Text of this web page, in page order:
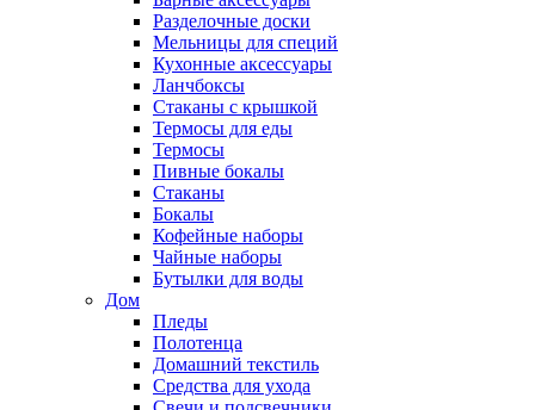
Разделочные доски
Мельницы для специй
Кухонные аксессуары
Ланчбоксы
Стаканы с крышкой
Термосы для еды
Термосы
Пивные бокалы
Стаканы
Бокалы
Кофейные наборы
Чайные наборы
Бутылки для воды
Дом
Пледы
Полотенца
Домашний текстиль
Средства для ухода